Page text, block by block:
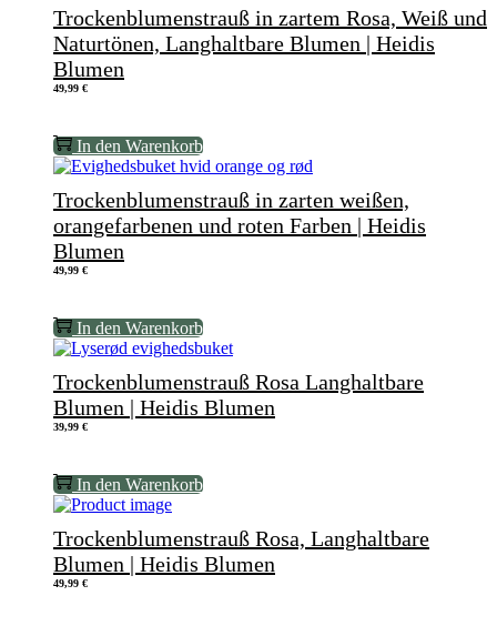
Trockenblumenstrauß in zartem Rosa, Weiß und
Naturtönen, Langhaltbare Blumen | Heidis
Blumen
49,99 €
In den Warenkorb
Trockenblumenstrauß in zarten weißen,
orangefarbenen und roten Farben | Heidis
Blumen
49,99 €
In den Warenkorb
Trockenblumenstrauß Rosa Langhaltbare
Blumen | Heidis Blumen
39,99 €
In den Warenkorb
Trockenblumenstrauß Rosa, Langhaltbare
Blumen | Heidis Blumen
49,99 €